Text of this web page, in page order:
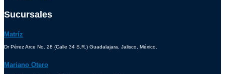
Sucursales
Matríz
Dr Pérez Arce No. 28 (Calle 34 S.R.) Guadalajara, Jalisco, México.
Mariano Otero